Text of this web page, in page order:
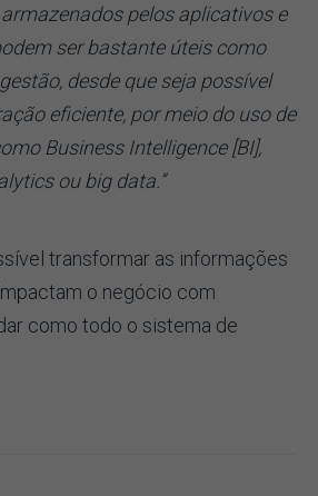
armazenados pelos aplicativos e
ser bastante úteis como
desde que seja possível
eficiente, por meio do uso de
Business Intelligence [BI],
ou big data.”
transformar as informações
o negócio com
como todo o sistema de